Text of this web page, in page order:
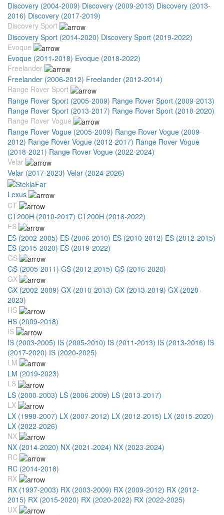
Discovery (2004-2009) Discovery (2009-2013) Discovery (2013-
2016) Discovery (2017-2019)
Discovery Sport
Discovery Sport (2014-2020) Discovery Sport (2019-2022)
Evoque
Evoque (2011-2018) Evoque (2018-2022)
Freelander
Freelander (2006-2012) Freelander (2012-2014)
Range Rover Sport
Range Rover Sport (2005-2009) Range Rover Sport (2009-2013)
Range Rover Sport (2013-2017) Range Rover Sport (2018-2020)
Range Rover Vogue
Range Rover Vogue (2005-2009) Range Rover Vogue (2009-
2012) Range Rover Vogue (2012-2017) Range Rover Vogue
(2018-2021) Range Rover Vogue (2022-2024)
Velar
Velar (2017-2023) Velar (2024-2026)
Lexus
CT
CT200H (2010-2017) CT200H (2018-2022)
ES
ES (2002-2005) ES (2006-2010) ES (2010-2012) ES (2012-2015)
ES (2015-2020) ES (2019-2022)
GS
GS (2005-2011) GS (2012-2015) GS (2016-2020)
GX
GX (2002-2009) GX (2010-2013) GX (2013-2019) GX (2020-
2023)
HS
HS (2009-2018)
IS
IS (2003-2005) IS (2005-2010) IS (2011-2013) IS (2013-2016) IS
(2017-2020) IS (2020-2025)
LM
LM (2019-2023)
LS
LS (2000-2003) LS (2006-2009) LS (2013-2017)
LX
LX (1998-2007) LX (2007-2012) LX (2012-2015) LX (2015-2020)
LX (2022-2026)
NX
NX (2014-2020) NX (2021-2024) NX (2023-2024)
RC
RC (2014-2018)
RX
RX (1997-2003) RX (2003-2009) RX (2009-2012) RX (2012-
2015) RX (2015-2020) RX (2020-2022) RX (2022-2025)
UX